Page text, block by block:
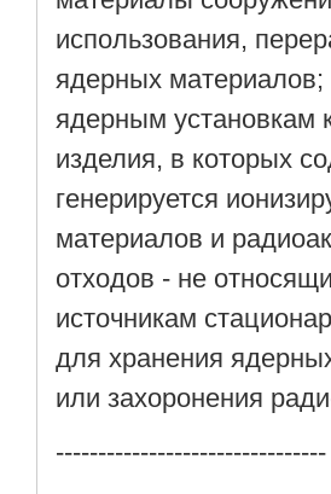
использования,
ядерных
ядерным установкам
изделия, в которых
генерируется
материалов и
отходов - не
источникам
для хранения
или захоронения
--------------------------------